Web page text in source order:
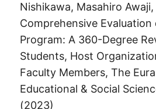
Nishikawa, Masahiro
Comprehensive
Program: A 360-Degree
Students, Host
Faculty Members, The
Educational & Social
(2023)